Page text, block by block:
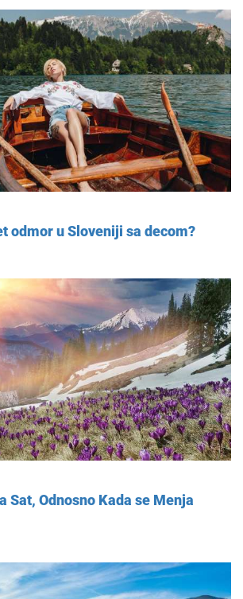
odmor u Sloveniji sa decom?
Sat, Odnosno Kada se Menja